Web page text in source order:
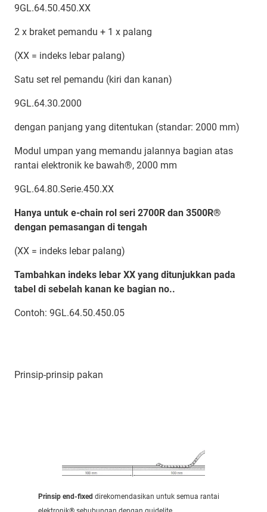
9GL.64.50.450.XX
2 x braket pemandu + 1 x palang
(XX = indeks lebar palang)
Satu set rel pemandu (kiri dan kanan)
9GL.64.30.2000
dengan panjang yang ditentukan (standar: 2000 mm)
Modul umpan yang memandu jalannya bagian atas
rantai elektronik ke bawah®, 2000 mm
9GL.64.80.Serie.450.XX
Hanya untuk e-chain rol seri 2700R dan 3500R®
dengan pemasangan di tengah
(XX = indeks lebar palang)
Tambahkan indeks lebar XX yang ditunjukkan pada
tabel di sebelah kanan ke bagian no..
Contoh: 9GL.64.50.450.05
Prinsip-prinsip pakan
Prinsip end-fixed direkomendasikan untuk semua rantai